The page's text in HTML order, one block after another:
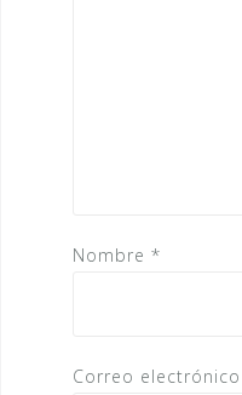
Nombre *
Correo electrónico